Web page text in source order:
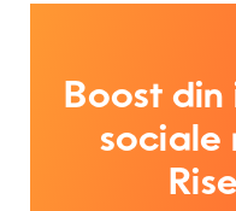
Boost
sociale